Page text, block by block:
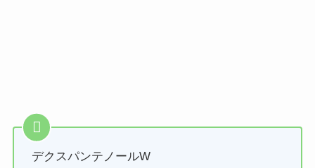
デクスパンテノールW